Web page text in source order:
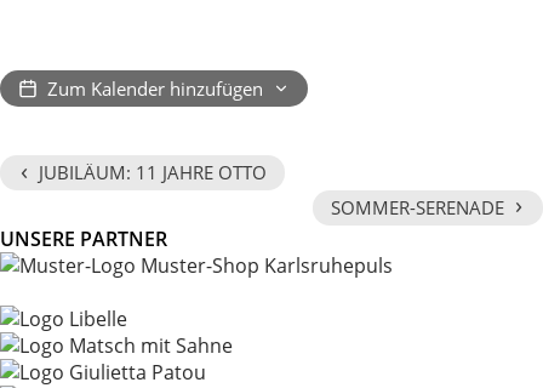
Zum Kalender hinzufügen
‹ JUBILÄUM: 11 JAHRE OTTO
SOMMER-SERENADE ›
UNSERE PARTNER